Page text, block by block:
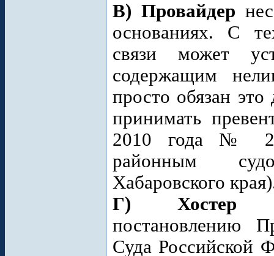
В) Провайдер
основаниях. С
связи может
содержащим
просто обязан
принимать
2010 года № 2-
районным
Хабаровского
Г) Хостер
постановлению
Суда Российской